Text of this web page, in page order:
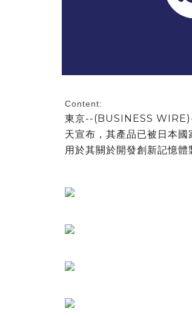
Content:
東京--(BUSINESS
天宣布，其產品已被日本
用於其關於開發創新記憶體